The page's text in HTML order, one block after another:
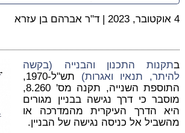
4 אוקטובר, 2023 | ד"ר אברהם בן עזרא
בתקנות התכנון והבנייה (בקשה
להיתר, תנאיו ואגרות)
תש"ל-1970,
התוספת השנייה, תקנה מס' 8.260,
מוסבר כי דרך נגישה בבניין מגורים
היא הדרך העיקרית מהמדרכה או
מהשביל אל כניסה נגישה של הבניין.